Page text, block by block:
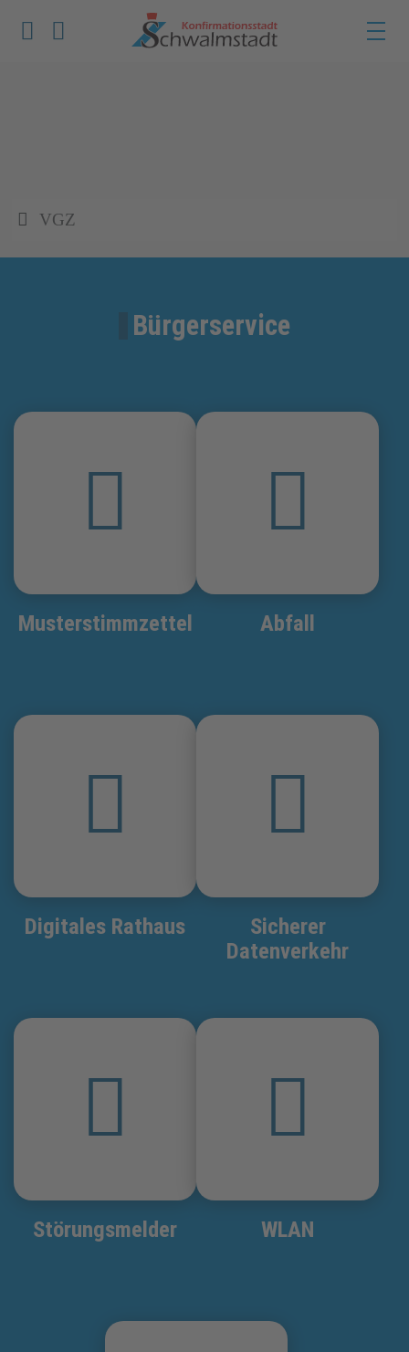
Werkzeuge zur Barrierefreiheit öffnen
Suche
VGZ
Bürgerservice
Musterstimmzettel Abfall
Digitales Rathaus
Sicherer
Datenverkehr
Störungsmelder WLAN